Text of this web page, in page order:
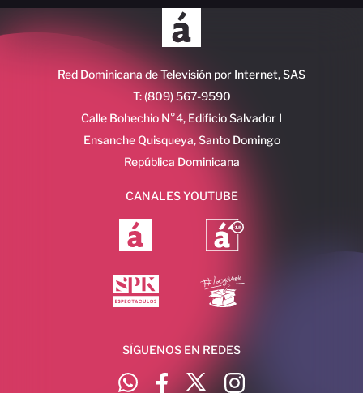
Red Dominicana de Televisión por Internet, SAS
T: (809) 567-9590
Calle Bohechio N°4, Edificio Salvador I
Ensanche Quisqueya, Santo Domingo
República Dominicana
CANALES YOUTUBE
SÍGUENOS EN REDES